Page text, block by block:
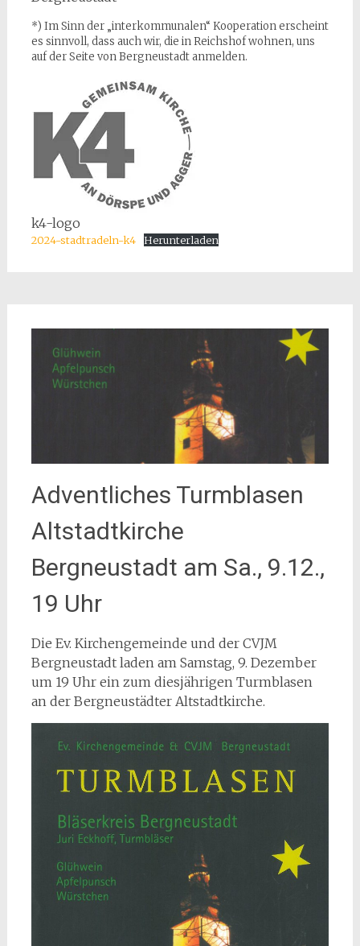
*) Im Sinn der „interkommunalen“ Kooperation erscheint
es sinnvoll, dass auch wir, die in Reichshof wohnen, uns
auf der Seite von Bergneustadt anmelden.
k4-logo
2024-stadtradeln-k4 Herunterladen
Adventliches Turmblasen
Altstadtkirche
Bergneustadt am Sa., 9.12.,
19 Uhr
Die Ev. Kirchengemeinde und der CVJM
Bergneustadt laden am Samstag, 9. Dezember
um 19 Uhr ein zum diesjährigen Turmblasen
an der Bergneustädter Altstadtkirche.